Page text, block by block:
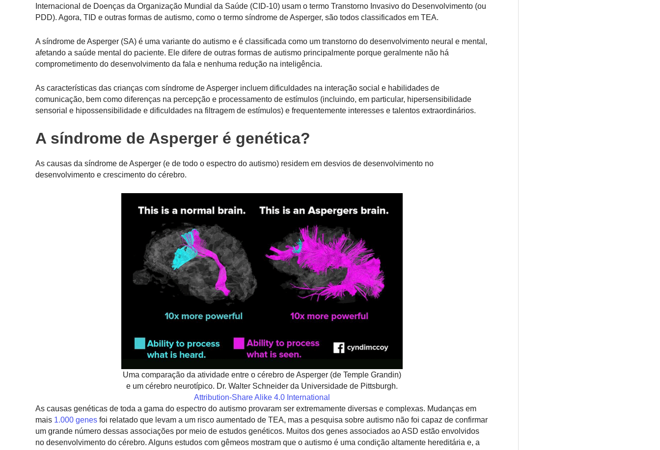
Internacional de Doenças da Organização Mundial da Saúde (CID-10) usam o termo Transtorno Invasivo do Desenvolvimento (ou
PDD). Agora, TID e outras formas de autismo, como o termo síndrome de Asperger, são todos classificados em TEA.
A síndrome de Asperger (SA) é uma variante do autismo e é classificada como um transtorno do desenvolvimento neural e mental,
afetando a saúde mental do paciente. Ele difere de outras formas de autismo principalmente porque geralmente não há
comprometimento do desenvolvimento da fala e nenhuma redução na inteligência.
As características das crianças com síndrome de Asperger incluem dificuldades na interação social e habilidades de
comunicação, bem como diferenças na percepção e processamento de estímulos (incluindo, em particular, hipersensibilidade
sensorial e hipossensibilidade e dificuldades na filtragem de estímulos) e frequentemente interesses e talentos extraordinários.
A síndrome de Asperger é genética?
As causas da síndrome de Asperger (e de todo o espectro do autismo) residem em desvios de desenvolvimento no
desenvolvimento e crescimento do cérebro.
Uma comparação da atividade entre o cérebro de Asperger (de Temple Grandin)
e um cérebro neurotípico. Dr. Walter Schneider da Universidade de Pittsburgh.
Attribution-Share Alike 4.0 International
As causas genéticas de toda a gama do espectro do autismo provaram ser extremamente diversas e complexas. Mudanças em
mais 1.000 genes foi relatado que levam a um risco aumentado de TEA, mas a pesquisa sobre autismo não foi capaz de confirmar
um grande número dessas associações por meio de estudos genéticos. Muitos dos genes associados ao ASD estão envolvidos
no desenvolvimento do cérebro. Alguns estudos com gêmeos mostram que o autismo é uma condição altamente hereditária e, a